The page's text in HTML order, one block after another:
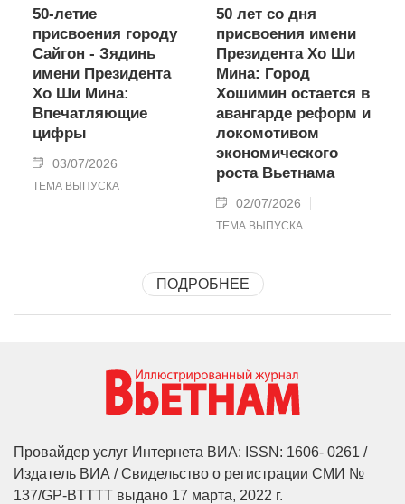
50-летие
присвоения городу
Сайгон - Зядинь
имени Президента
Хо Ши Мина:
Впечатляющие
цифры
03/07/2026
ТЕМА ВЫПУСКА
50 лет со дня
присвоения имени
Президента Хо Ши
Мина: Город
Хошимин остается в
авангарде реформ и
локомотивом
экономического
роста Вьетнама
02/07/2026
ТЕМА ВЫПУСКА
ПОДРОБНЕЕ
Провайдер услуг Интернета ВИА: ISSN: 1606- 0261 /
Издатель ВИА / Свидельство о регистрации СМИ №
137/GP-BTTTT выдано 17 марта, 2022 г.